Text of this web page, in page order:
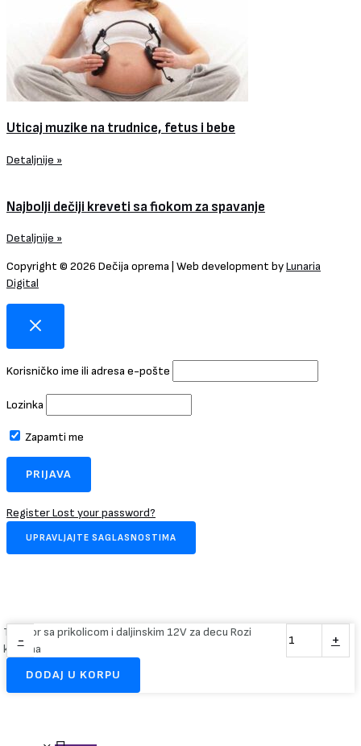
Uticaj muzike na trudnice, fetus i bebe
Detaljnije »
Najbolji dečiji kreveti sa fiokom za spavanje
Detaljnije »
Copyright © 2026 Dečija oprema | Web development byLunaria
Digital
Korisničko ime ili adresa e-pošte
Lozinka
Zapamti me
RegisterLost your password?
UPRAVLJAJTE SAGLASNOSTIMA
-
Traktor sa prikolicom i daljinskim 12V za decu Rozi
količina
+
DODAJ U KORPU